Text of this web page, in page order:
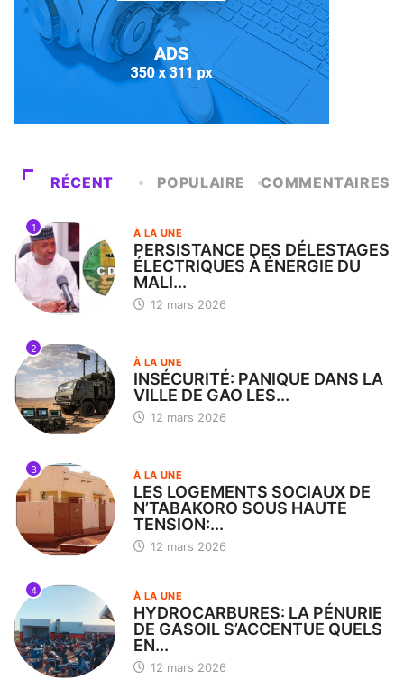
RÉCENT POPULAIRE COMMENTAIRES
1 À LA UNE
PERSISTANCE DES DÉLESTAGES
ÉLECTRIQUES À ÉNERGIE DU
MALI...
12 mars 2026
2
À LA UNE
INSÉCURITÉ: PANIQUE DANS LA
VILLE DE GAO LES...
12 mars 2026
3 À LA UNE
LES LOGEMENTS SOCIAUX DE
N’TABAKORO SOUS HAUTE
TENSION:...
12 mars 2026
4 À LA UNE
HYDROCARBURES: LA PÉNURIE
DE GASOIL S’ACCENTUE QUELS
EN...
12 mars 2026